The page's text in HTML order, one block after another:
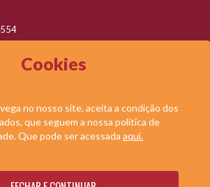
Cookies
no nosso site, aceita a condição dos
que seguem a nossa política de
Que pode ser acessada aqui.
SOLICITE UMA
Desembargador LTDA
LTDA. TODOS OS DIREITOS RESERVADOS.
por: